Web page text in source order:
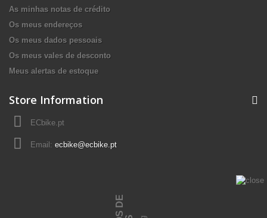
As minhas notas de crédito
Os meus endereços
Os meus dados pessoais
Os meus vales de desconto
Meus alertas de estoque
Store Information
ECbike.pt
Email: ecbike@ecbike.pt